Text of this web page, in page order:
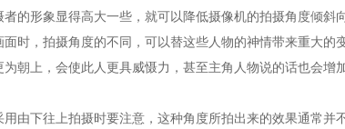
的形象显得高大一些，就可以降低摄像机的拍摄角度倾
，拍摄角度的不同，可以替这些人物的神情带来重大的
朝上，会使此人更具威慑力，甚至主角人物说的话也会
下往上拍摄时要注意，这种角度所拍出来的效果通常并